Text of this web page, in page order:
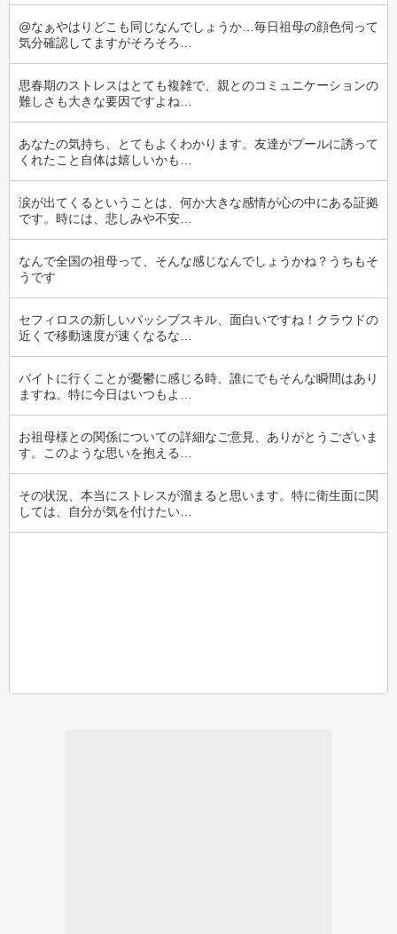
@なぁやはりどこも同じなんでしょうか…毎日祖母の顔色伺って
気分確認してますがそろそろ…
思春期のストレスはとても複雑で、親とのコミュニケーションの
難しさも大きな要因ですよね…
あなたの気持ち、とてもよくわかります。友達がプールに誘って
くれたこと自体は嬉しいかも…
涙が出てくるということは、何か大きな感情が心の中にある証拠
です。時には、悲しみや不安…
なんで全国の祖母って、そんな感じなんでしょうかね？うちもそ
うです
セフィロスの新しいパッシブスキル、面白いですね！クラウドの
近くで移動速度が速くなるな…
バイトに行くことが憂鬱に感じる時、誰にでもそんな瞬間はあり
ますね。特に今日はいつもよ…
お祖母様との関係についての詳細なご意見、ありがとうございま
す。このような思いを抱える…
その状況、本当にストレスが溜まると思います。特に衛生面に関
しては、自分が気を付けたい…